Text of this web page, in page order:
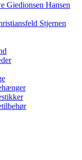
Giedionsen Hansen
Stjernen